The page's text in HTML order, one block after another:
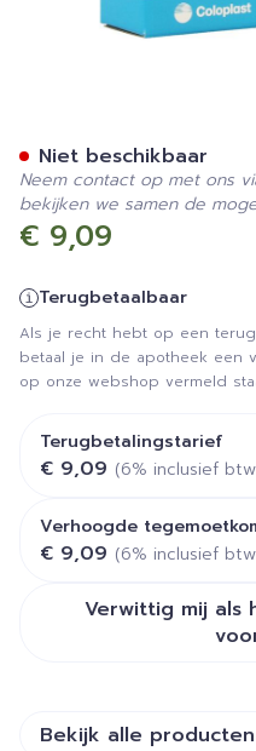
€ 9,09
Terugbetaalbaar
Als je recht hebt op een
betaal je in de apotheek een
op onze webshop vermeld
Terugbetalingstarief
€ 9,09 (6% inclusief
Verhoogde
€ 9,09 (6% inclusief
Verwittig mij als
Niet beschikbaar
Neem contact op met ons
bekijken we samen de
Bekijk alle